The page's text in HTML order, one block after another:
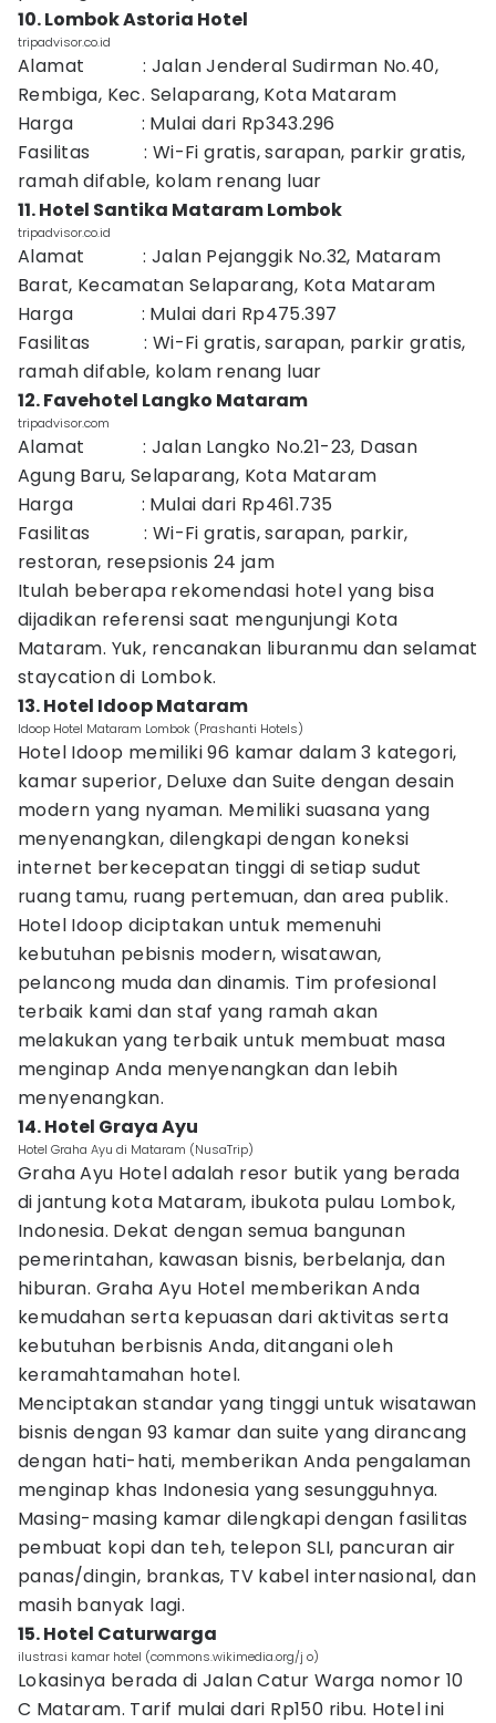
10. Lombok Astoria Hotel
tripadvisor.co.id
Alamat : Jalan Jenderal Sudirman No.40,
Rembiga, Kec. Selaparang, Kota Mataram
Harga : Mulai dari Rp343.296
Fasilitas : Wi-Fi gratis, sarapan, parkir gratis,
ramah difable, kolam renang luar
11. Hotel Santika Mataram Lombok
tripadvisor.co.id
Alamat : Jalan Pejanggik No.32, Mataram
Barat, Kecamatan Selaparang, Kota Mataram
Harga : Mulai dari Rp475.397
Fasilitas : Wi-Fi gratis, sarapan, parkir gratis,
ramah difable, kolam renang luar
12. Favehotel Langko Mataram
tripadvisor.com
Alamat : Jalan Langko No.21-23, Dasan
Agung Baru, Selaparang, Kota Mataram
Harga : Mulai dari Rp461.735
Fasilitas : Wi-Fi gratis, sarapan, parkir,
restoran, resepsionis 24 jam
Itulah beberapa rekomendasi hotel yang bisa
dijadikan referensi saat mengunjungi Kota
Mataram. Yuk, rencanakan liburanmu dan selamat
staycation di Lombok.
13. Hotel Idoop Mataram
Idoop Hotel Mataram Lombok (Prashanti Hotels)
Hotel Idoop memiliki 96 kamar dalam 3 kategori,
kamar superior, Deluxe dan Suite dengan desain
modern yang nyaman. Memiliki suasana yang
menyenangkan, dilengkapi dengan koneksi
internet berkecepatan tinggi di setiap sudut
ruang tamu, ruang pertemuan, dan area publik.
Hotel Idoop diciptakan untuk memenuhi
kebutuhan pebisnis modern, wisatawan,
pelancong muda dan dinamis. Tim profesional
terbaik kami dan staf yang ramah akan
melakukan yang terbaik untuk membuat masa
menginap Anda menyenangkan dan lebih
menyenangkan.
14. Hotel Graya Ayu
Hotel Graha Ayu di Mataram (NusaTrip)
Graha Ayu Hotel adalah resor butik yang berada
di jantung kota Mataram, ibukota pulau Lombok,
Indonesia. Dekat dengan semua bangunan
pemerintahan, kawasan bisnis, berbelanja, dan
hiburan. Graha Ayu Hotel memberikan Anda
kemudahan serta kepuasan dari aktivitas serta
kebutuhan berbisnis Anda, ditangani oleh
keramahtamahan hotel.
Menciptakan standar yang tinggi untuk wisatawan
bisnis dengan 93 kamar dan suite yang dirancang
dengan hati-hati, memberikan Anda pengalaman
menginap khas Indonesia yang sesungguhnya.
Masing-masing kamar dilengkapi dengan fasilitas
pembuat kopi dan teh, telepon SLI, pancuran air
panas/dingin, brankas, TV kabel internasional, dan
masih banyak lagi.
15. Hotel Caturwarga
ilustrasi kamar hotel (commons.wikimedia.org/j o)
Lokasinya berada di Jalan Catur Warga nomor 10
C Mataram. Tarif mulai dari Rp150 ribu. Hotel ini